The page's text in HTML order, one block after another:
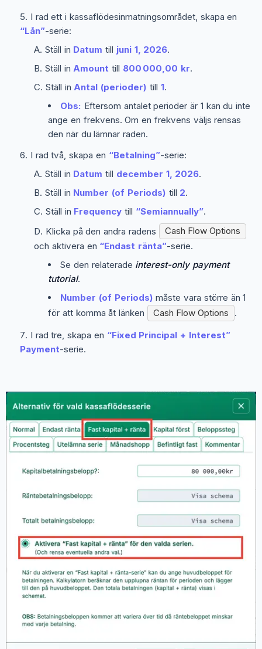
I rad ett i kassaflödesinmatningsområdet, skapa en
“Lån”-serie:
Ställ in Datum till juni 1, 2026.
Ställ in Amount till 800 000,00 kr.
Ställ in Antal (perioder) till 1.
Obs: Eftersom antalet perioder är 1 kan du inte
ange en frekvens. Om en frekvens väljs rensas
den när du lämnar raden.
I rad två, skapa en “Betalning”-serie:
Ställ in Datum till december 1, 2026.
Ställ in Number (of Periods) till 2.
Ställ in Frequency till “Semiannually”.
Klicka på den andra radens
Cash Flow Options
och aktivera en “Endast ränta”-serie.
Se den relaterade interest-only payment
tutorial.
Number (of Periods) måste vara större än 1
för att komma åt länken
Cash Flow Options
.
I rad tre, skapa en “Fixed Principal + Interest”
Payment-serie.